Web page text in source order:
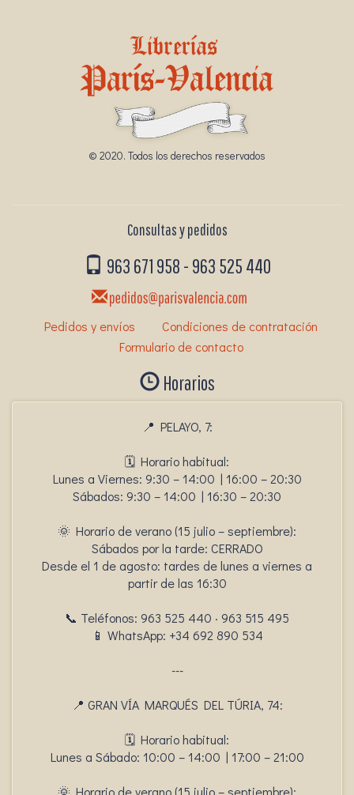
© 2020. Todos los derechos reservados
Consultas y pedidos
963 671 958 - 963 525 440
Pedidos y envíos
Condiciones de contratación
Formulario de contacto
Horarios
📍 PELAYO, 7:
🗓️ Horario habitual:
Lunes a Viernes: 9:30 – 14:00 | 16:00 – 20:30
Sábados: 9:30 – 14:00 | 16:30 – 20:30
🌞 Horario de verano (15 julio – septiembre):
Sábados por la tarde: CERRADO
Desde el 1 de agosto: tardes de lunes a viernes a
partir de las 16:30
📞 Teléfonos: 963 525 440 · 963 515 495
📱 WhatsApp: +34 692 890 534
---
📍 GRAN VÍA MARQUÉS DEL TÚRIA, 74:
🗓️ Horario habitual:
Lunes a Sábado: 10:00 – 14:00 | 17:00 – 21:00